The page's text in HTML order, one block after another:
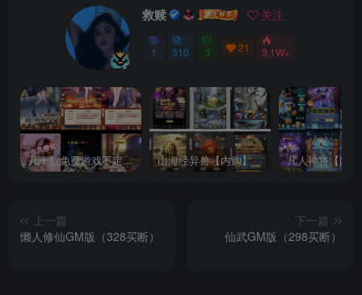
救赎 关注
1 310 3 21 3.1W+
几十款免费游戏不定时更新自行测试 山海经异兽【内购】 凡人神将【内
上一篇
懒人修仙GM版（328买断）
下一篇
仙武GM版（298买断）